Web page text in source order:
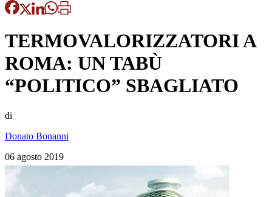
TERMOVALORIZZATORI A
ROMA: UN TABÙ
“POLITICO” SBAGLIATO
di
Donato Bonanni
06 agosto 2019